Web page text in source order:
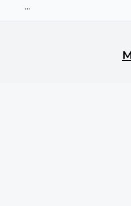
...